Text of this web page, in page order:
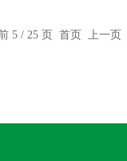
5 / 25 页 首页 上一页